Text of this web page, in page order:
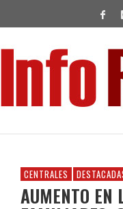
CENTRALES
AUMENTO EN